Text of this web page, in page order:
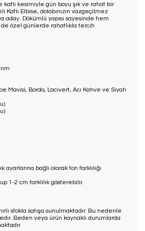
kesimiyle gün boyu şık ve rahat bir
Katlı Elbise, dolabınızın vazgeçilmez
aday. Dökümlü yapısı sayesinde hem
özel günlerde rahatlıkla tercih
Mavisi, Bordo, Lacivert, Acı Kahve ve Siyah
ayarlarına bağlı olarak ton farklılığı
1-2 cm farklılık gösterebilir.
stokla satışa sunulmaktadır. Bu nedenle
Beden veya ürün kaynaklı durumlarda